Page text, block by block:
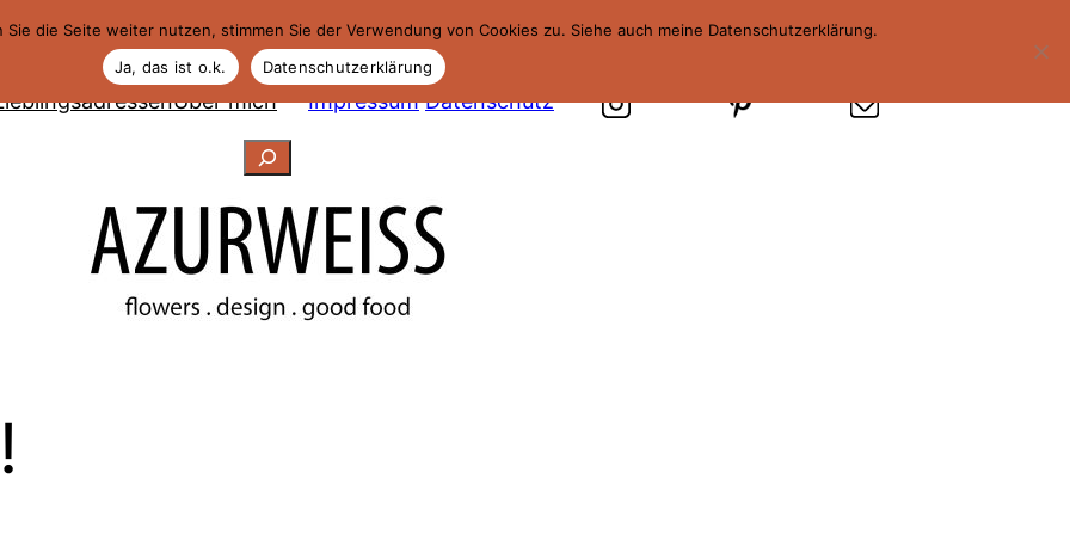
Über mich Impressum Datenschutz
Suchen
die Seite weiter nutzen, stimmen Sie der Verwendung von Cookies zu. Siehe auch meine Datenschutzerklärung.
Ja, das ist o.k.
Datenschutzerklärung